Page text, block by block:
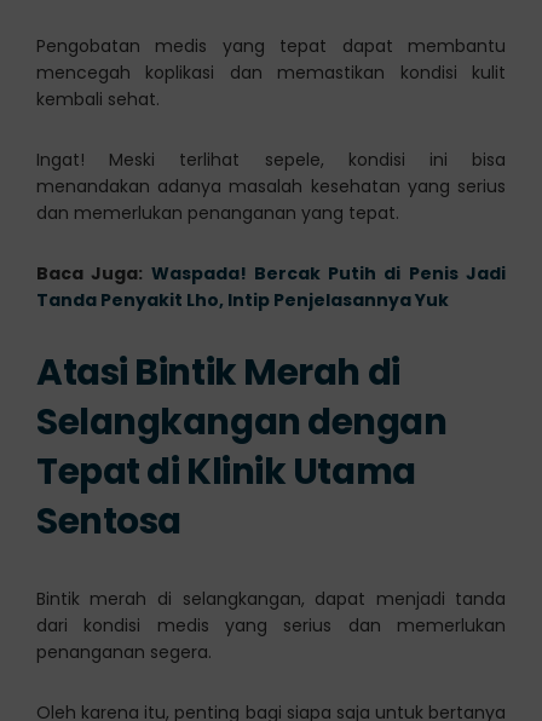
Pengobatan medis yang tepat dapat membantu
mencegah koplikasi dan memastikan kondisi kulit
kembali sehat.
Ingat! Meski terlihat sepele, kondisi ini bisa
menandakan adanya masalah kesehatan yang serius
dan memerlukan penanganan yang tepat.
Baca Juga: Waspada! Bercak Putih di Penis Jadi
Tanda Penyakit Lho, Intip Penjelasannya Yuk
Atasi Bintik Merah di
Selangkangan dengan
Tepat di Klinik Utama
Sentosa
Bintik merah di selangkangan, dapat menjadi tanda
dari kondisi medis yang serius dan memerlukan
penanganan segera.
Oleh karena itu, penting bagi siapa saja untuk bertanya